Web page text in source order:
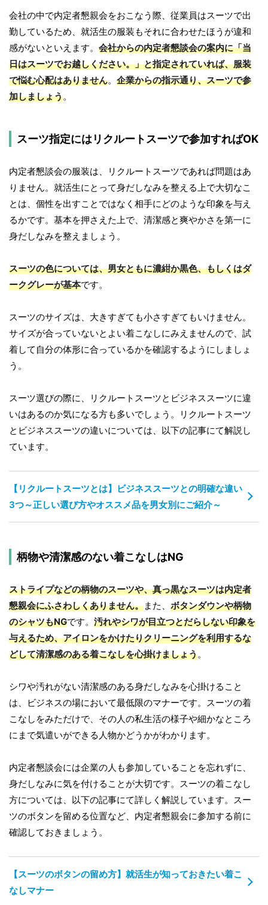
会社の中で内定者懇親会をおこなう際、従業員はスーツで出
勤しているため、就活生の服装もそれに合わせたほうが違和
感がないといえます。 会社からの内定者懇談会の案内に「当
日はスーツでお越しください。」と指定されていれば、服装
で悩む心配はありません。 企業からの指示通り、スーツで参
加しましょう。
スーツ指定にはリクルートスーツで参加すればOK
内定者懇談会の服装は、リクルートスーツであれば問題はあ
りません。就活生にとって身だしなみを整える上で大切なこ
とは、個性を出すことではなく相手にどのような印象を与え
るかです。基本を押さえた上で、清潔感と爽やかさを第一に
身だしなみを整えましょう。
スーツの色については、男女ともに濃紺か黒色、もしくはダ
ークグレーが基本です。
スーツのサイズは、大きすぎても小さすぎてもいけません。
サイズが合っていないとよい着こなしにみえませんので、試
着して自分の体形に合っているかを確認するようにしましょ
う。
スーツ選びの際に、リクルートスーツとビジネススーツに違
いはあるのか気になる方も多いでしょう。リクルートスーツ
とビジネススーツの違いについては、以下の記事にて解説し
ています。
【リクルートスーツとは】ビジネススーツとの明確な違い
3つ～正しい選び方やオススメ品を男女別にご紹介～
柄物や清潔感のない着こなしはNG
ストライプなどの柄物のスーツや、真っ黒なスーツは内定者
懇親会にふさわしくありません。また、 ボタンダウンや柄物
のシャツもNGです。 汚れやシワが目立つとだらしない印象を
与えるため、アイロンをかけたりクリーニングを利用するな
どして清潔感のある着こなしを心掛けましょう。
シワや汚れがない清潔感のある身だしなみを心掛けること
は、ビジネスの場において最低限のマナーです。スーツの着
こなしをみただけで、その人の私生活の様子や細かなところ
にまで気遣いができる人物かどうかがわかります。
内定者懇談会には企業の人も参加していることを忘れずに、
身だしなみに気を付けることが大切です。スーツの着こなし
方については、以下の記事にて詳しく解説しています。スー
ツのボタンを留める位置など、内定者懇親会に参加する前に
確認しておきましょう。
【スーツのボタンの留め方】就活生が知っておきたい着こ
なしマナー